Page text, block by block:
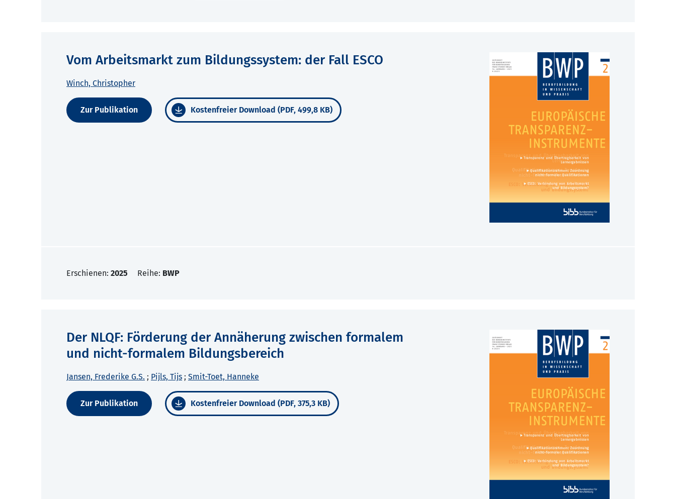
Vom Arbeitsmarkt zum Bildungssystem: der Fall ESCO
Winch, Christopher
Zur Publikation Kostenfreier Download (PDF, 499,8 KB)
Erschienen: 2025 Reihe: BWP
Der NLQF: Förderung der Annäherung zwischen formalem
und nicht-formalem Bildungsbereich
Jansen, Frederike G.S. ; Pijls, Tijs ; Smit-Toet, Hanneke
Zur Publikation Kostenfreier Download (PDF, 375,3 KB)